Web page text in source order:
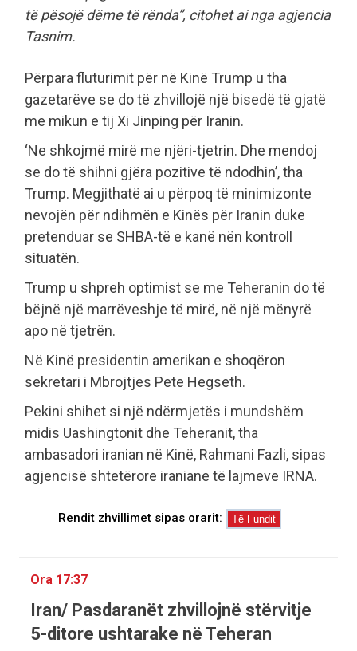
të pësojë dëme të rënda”, citohet ai nga agjencia
Tasnim.
Përpara fluturimit për në Kinë Trump u tha
gazetarëve se do të zhvillojë një bisedë të gjatë
me mikun e tij Xi Jinping për Iranin.
‘Ne shkojmë mirë me njëri-tjetrin. Dhe mendoj
se do të shihni gjëra pozitive të ndodhin’, tha
Trump. Megjithatë ai u përpoq të minimizonte
nevojën për ndihmën e Kinës për Iranin duke
pretenduar se SHBA-të e kanë nën kontroll
situatën.
Trump u shpreh optimist se me Teheranin do të
bëjnë një marrëveshje të mirë, në një mënyrë
apo në tjetrën.
Në Kinë presidentin amerikan e shoqëron
sekretari i Mbrojtjes Pete Hegseth.
Pekini shihet si një ndërmjetës i mundshëm
midis Uashingtonit dhe Teheranit, tha
ambasadori iranian në Kinë, Rahmani Fazli, sipas
agjencisë shtetërore iraniane të lajmeve IRNA.
Rendit zhvillimet sipas orarit:
Ora 17:37
Iran/ Pasdaranët zhvillojnë stërvitje
5-ditore ushtarake në Teheran